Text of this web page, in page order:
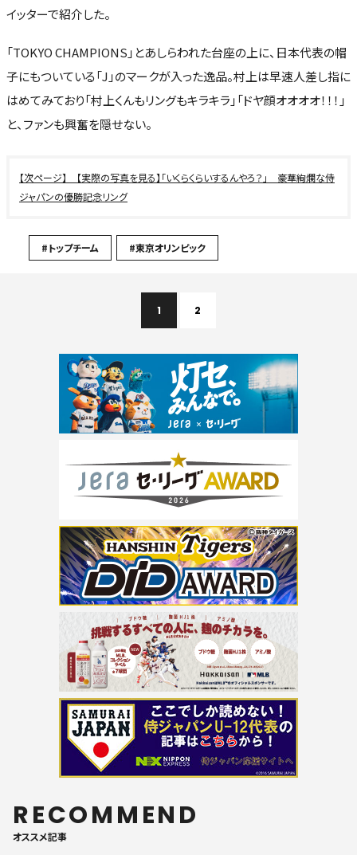
イッターで紹介した。
「TOKYO CHAMPIONS」とあしらわれた台座の上に、日本代表の帽
子にもついている「J」のマークが入った逸品。村上は早速人差し指に
はめてみており「村上くんもリングもキラキラ」「ドヤ顔オオオオ！！！」
と、ファンも興奮を隠せない。
【実際の写真を見る】「いくらくらいするんやろ？」 豪華絢爛な侍
ジャパンの優勝記念リング
#トップチーム #東京オリンピック
1 2
RECOMMEND
オススメ記事